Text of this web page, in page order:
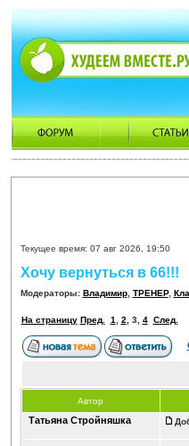
Текущее время: 07 авг 2026, 19:50
Хочу вернуться в 66!!!
Модераторы: Владимир, ТРЕНЕР,
На страницу Пред. 1 2 3, 4 След.
Автор
Татьяна Стройняшка